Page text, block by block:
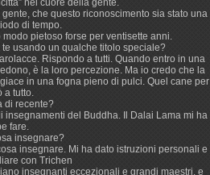
nel cuore della gente.
che questo riconoscimento sia stato una
di tempo.
pietoso forse per ventisette anni.
te usando un qualche titolo speciale?
Rispondo a tutti. Quando entro in una
è la loro percezione. Ma io credo che la
in una fogna pieno di pulci. Quel cane per
a tutto.
di recente?
del Buddha. Il Dalai Lama mi ha
fare.
insegnare?
insegnare. Mi ha dato istruzioni personali e
con Trichen
insegnanti eccezionali e grandi maestri, e